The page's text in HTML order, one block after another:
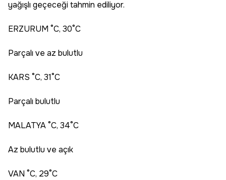
yağışlı geçeceği tahmin ediliyor.
ERZURUM °C, 30°C
Parçalı ve az bulutlu
KARS °C, 31°C
Parçalı bulutlu
MALATYA °C, 34°C
Az bulutlu ve açık
VAN °C, 29°C